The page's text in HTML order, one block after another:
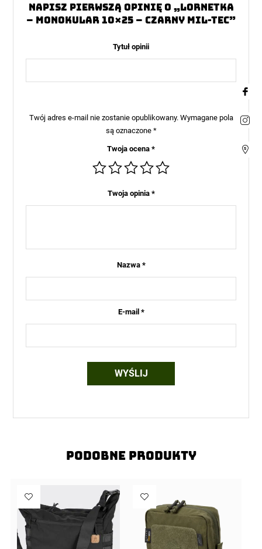
Napisz pierwszą opinię o „Lornetka
– Monokular 10×25 – Czarny Mil-Tec”
Tytuł opinii
Twój adres e-mail nie zostanie opublikowany. Wymagane pola
są oznaczone *
Twoja ocena *
Twoja opinia *
Nazwa *
E-mail *
Podobne produkty